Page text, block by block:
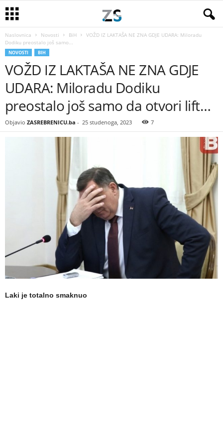
Naslovnica Novosti BiH
VOŽD IZ LAKTAŠA NE ZNA GDJE UDARA: Miloradu
Dodiku preostalo još samo...
NOVOSTI BIH
VOŽD IZ LAKTAŠA NE ZNA GDJE
UDARA: Miloradu Dodiku
preostalo još samo da otvori lift…
Objavio ZASREBRENICU.ba - 25 studenoga, 2023 7
Laki je totalno smaknuo